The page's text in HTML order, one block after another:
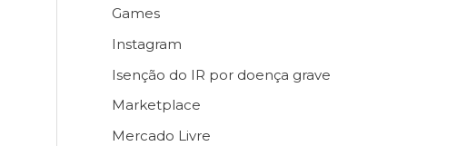
Games
Instagram
Isenção do IR por doença grave
Marketplace
Mercado Livre